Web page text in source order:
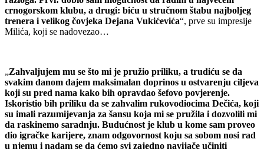
crnogorskom klubu, a drugi: biću u stručnom štabu najboljeg
trenera i velikog čovjeka Dejana Vukićevića“, prve su impresije
Milića, koji se nadovezao…
„Zahvaljujem mu se što mi je pružio priliku, a trudiću se da
svakim danom dajem maksimalan doprinos u ostvarenju ciljeva
koji su pred nama kako bih opravdao šefovo povjerenje.
Iskoristio bih priliku da se zahvalim rukovodiocima Dečića, koji
su imali razumijevanja za šansu koja mi se pružila i dozvolili mi
da raskinemo saradnju. Budućnost je klub u kome sam proveo
dio igračke karijere, znam odgovornost koju sa sobom nosi rad
u njemu i nadam se da ćemo svi zajedno navijače učiniti